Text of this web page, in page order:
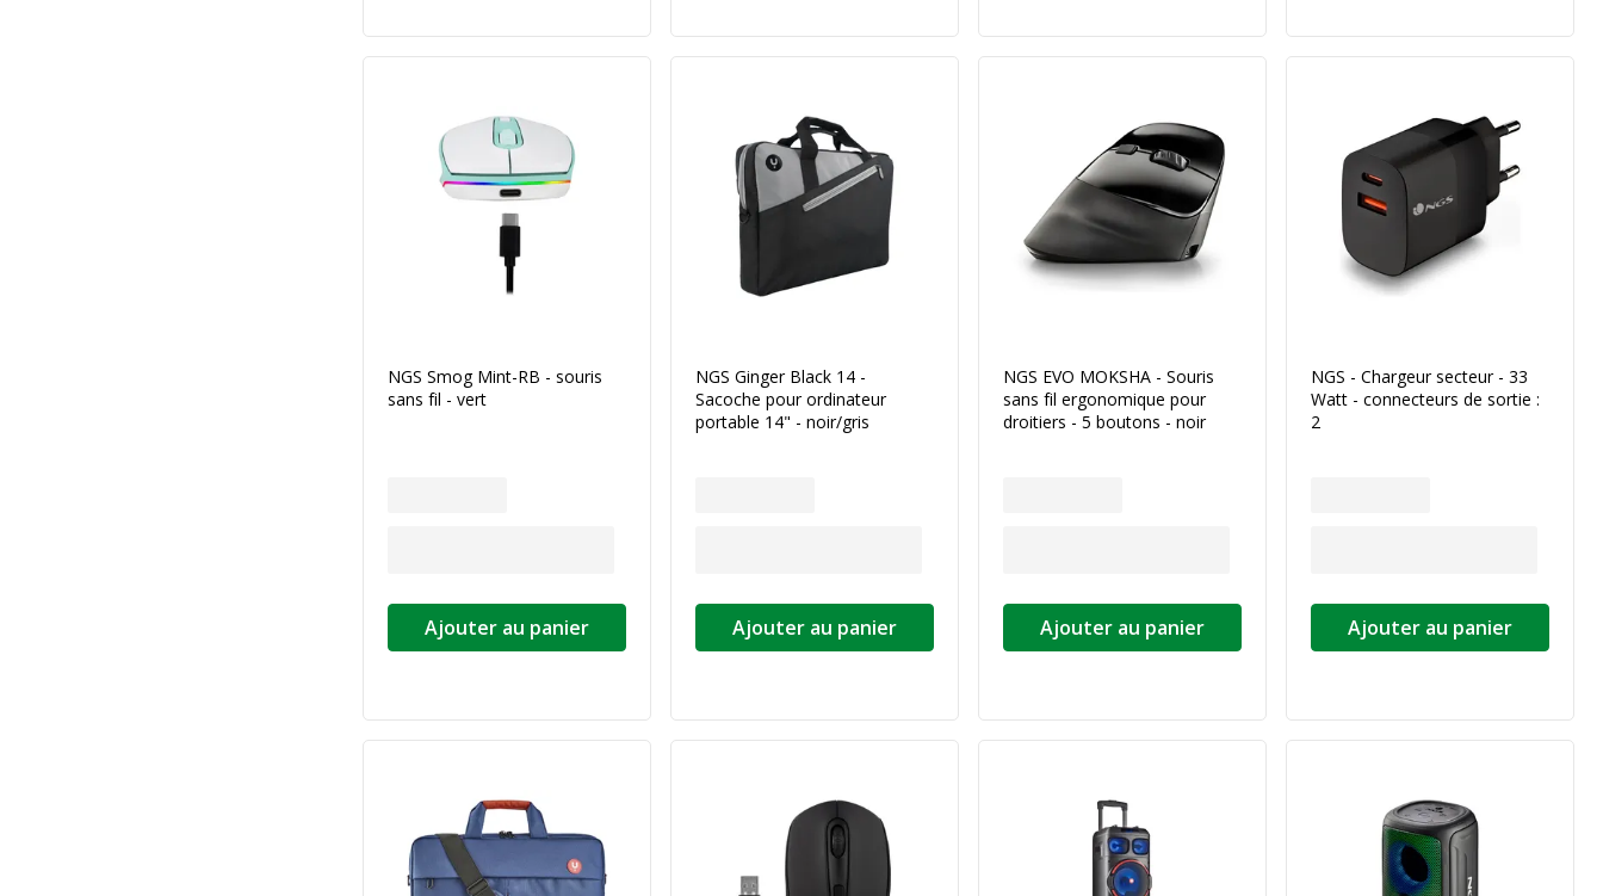
NGS Smog Mint-RB - souris
sans fil - vert
Ajouter au panier
NGS Ginger Black 14 -
Sacoche pour ordinateur
portable 14" - noir/gris
Ajouter au panier
NGS EVO MOKSHA - Souris
sans fil ergonomique pour
droitiers - 5 boutons - noir
Ajouter au panier
NGS - Chargeur secteur - 33
Watt - connecteurs de sortie :
2
Ajouter au panier